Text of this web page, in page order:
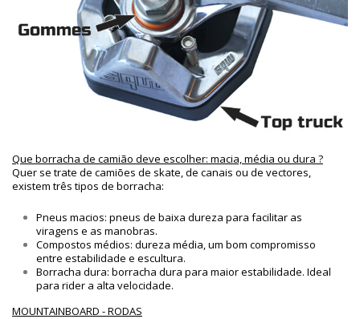
Que borracha de camião deve escolher: macia, média ou dura ?
Quer se trate de camiões de skate, de canais ou de vectores,
existem três tipos de borracha:
Pneus macios: pneus de baixa dureza para facilitar as
viragens e as manobras.
Compostos médios: dureza média, um bom compromisso
entre estabilidade e escultura.
Borracha dura: borracha dura para maior estabilidade. Ideal
para rider a alta velocidade.
MOUNTAINBOARD - RODAS